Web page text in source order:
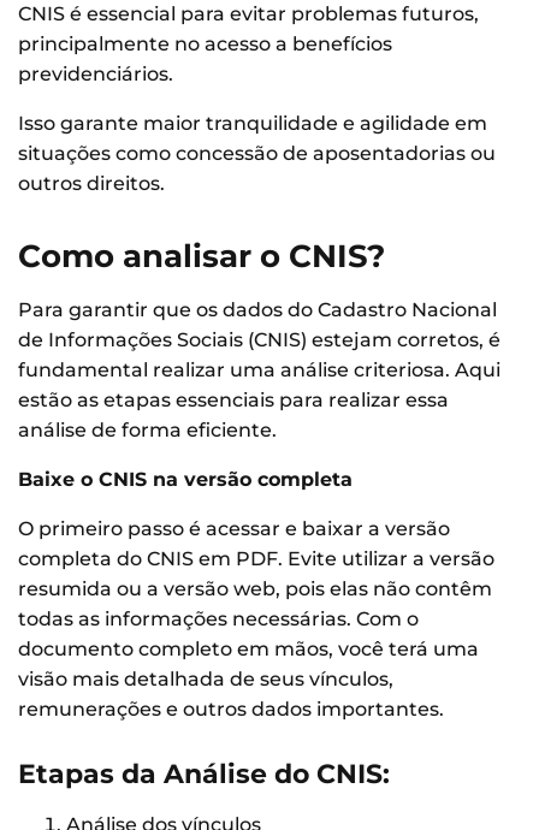
CNIS é essencial para evitar problemas futuros,
principalmente no acesso a benefícios
previdenciários.
Isso garante maior tranquilidade e agilidade em
situações como concessão de aposentadorias ou
outros direitos.
Como analisar o CNIS?
Para garantir que os dados do Cadastro Nacional
de Informações Sociais (CNIS) estejam corretos, é
fundamental realizar uma análise criteriosa. Aqui
estão as etapas essenciais para realizar essa
análise de forma eficiente.
Baixe o CNIS na versão completa
O primeiro passo é acessar e baixar a versão
completa do CNIS em PDF. Evite utilizar a versão
resumida ou a versão web, pois elas não contêm
todas as informações necessárias. Com o
documento completo em mãos, você terá uma
visão mais detalhada de seus vínculos,
remunerações e outros dados importantes.
Etapas da Análise do CNIS:
Análise dos vínculos